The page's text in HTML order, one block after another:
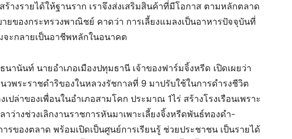
ร้างรายได้ให้ฐานราก เราจึงส่งเสริมสินค้าที่มีโอกาส ตามหลักตลาด
ยของกระทรวงพาณิชย์ คาดว่า การเลี้ยงแมลงเป็นอาหารปัจจุบันที่
จะกลายเป็นอาชีพหลักในอนาคต
านันท์ นายอำเภอเมืองปทุมธานี เจ้าของฟาร์มจิ้งหรีด เปิดเผยว่า
วพระราชดำริของในหลวงรัชกาลที่ 9 มาปรับใช้ในการดำรงชีวิต
เปล่าของเพื่อนในอำเภอสามโคก ประมาณ 1ไร่ สร้างโรงเรือนเพราะ
าว่างช่วงเลิกงานราชการหันมาเพาะเลี้ยงจิ้งหรีดพันธ์ทองดำ-
รของตลาด พร้อมเปิดเป็นศูนย์การเรียนรู้ ช่วยประชาชน เป็นรายได้